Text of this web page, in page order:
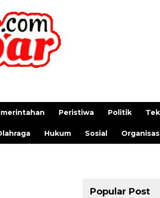
Peristiwa Politik
Hukum Sosial
Popular Post